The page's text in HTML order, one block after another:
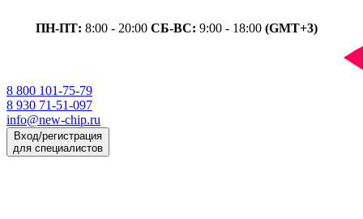
ПН-ПТ: 8:00 - 20:00 СБ-ВС: 9:00 - 18:00 (GMT+3)
8 800 101-75-79
8 930 71-51-097
info@new-chip.ru
Вход/регистрация
для специалистов